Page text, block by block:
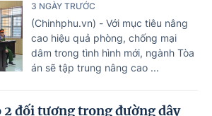
3 NGÀY TRƯỚC
(Chinhphu.vn) - Với mục tiêu nâng
cao hiệu quả phòng, chống mại
dâm trong tình hình mới, ngành Tòa
án sẽ tập trung nâng cao ...
đối tượng trong đường dây